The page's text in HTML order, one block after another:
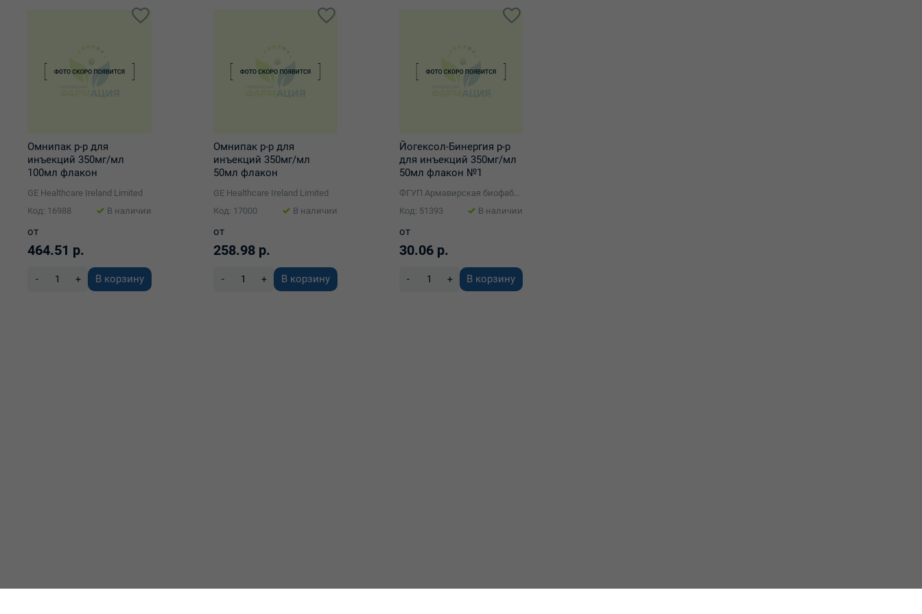
Омнипак р-р для
инъекций 350мг/мл
100мл флакон
GE Healthcare Ireland Limited
Код: 16988
В наличии
от
464.51 р.
- + В корзину
Омнипак р-р для
инъекций 350мг/мл
50мл флакон
GE Healthcare Ireland Limited
Код: 17000
В наличии
от
258.98 р.
- + В корзину
Йогексол-Бинергия р-р
для инъекций 350мг/мл
50мл флакон №1
ФГУП Армавирская биофабрика
Код: 51393
В наличии
от
30.06 р.
- + В корзину